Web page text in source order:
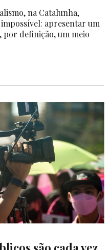
na Catalunha,
apresentar um
definição, um meio